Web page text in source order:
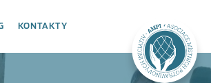
KONTAKTY